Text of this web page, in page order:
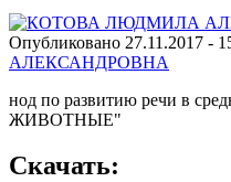
Опубликовано 27.11.2017 -
АЛЕКСАНДРОВНА
нод по развитию речи в
ЖИВОТНЫЕ"
Скачать: